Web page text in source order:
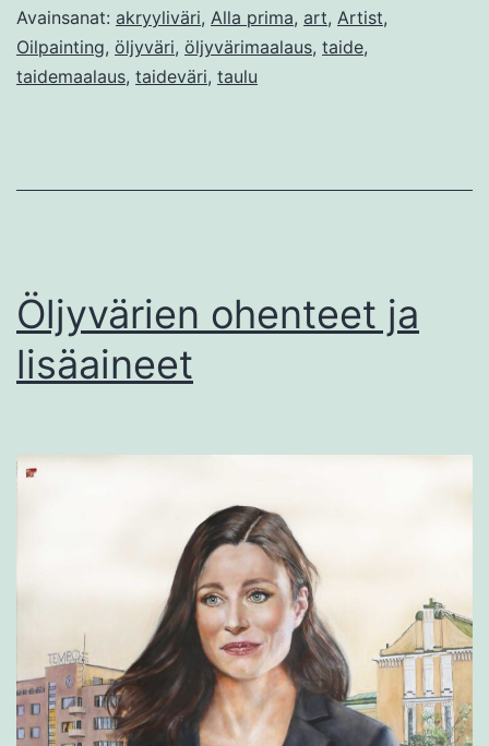
Avainsanat: akryyliväri, Alla prima, art, Artist,
Oilpainting, öljyväri, öljyvärimaalaus, taide,
taidemaalaus, taideväri, taulu
Öljyvärien ohenteet ja
lisäaineet